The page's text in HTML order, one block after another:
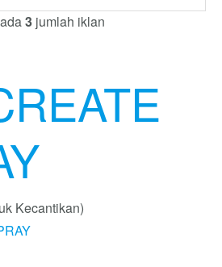
3 jumlah iklan
Kecantikan)